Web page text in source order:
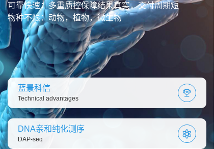
可靠快速：多重质控保障结果真实，交付周期短
物种不限：动物，植物，微生物
蓝景科信
Technical advantages
DNA亲和纯化测序
DAP-seq